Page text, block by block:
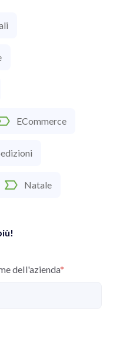
ECommerce
Natale
dell'azienda*